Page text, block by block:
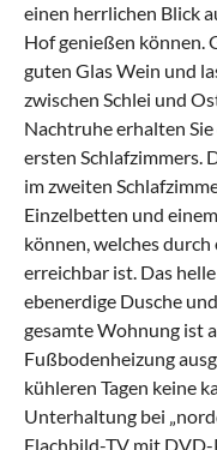
einen herrlichen Blick
Hof genießen können.
guten Glas Wein und
zwischen Schlei und
Nachtruhe erhalten
ersten Schlafzimmers.
im zweiten
Einzelbetten und
können, welches
erreichbar ist. Das
ebenerdige Dusche
gesamte Wohnung ist
Fußbodenheizung
kühleren Tagen keine
Unterhaltung bei
Flachbild-TV mit DVD-